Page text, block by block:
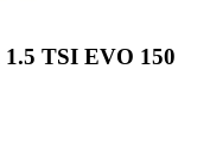
1.5 TSI EVO 150